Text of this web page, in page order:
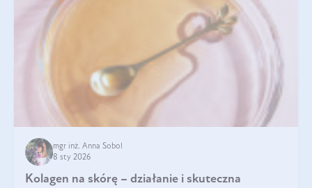
mgr inż. Anna Sobol
8 sty 2026
Kolagen na skórę – działanie i skuteczna